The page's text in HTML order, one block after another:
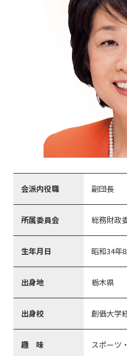
会派内役職 副団長
所属委員会 総務財政
生年月日 昭和34年
出身地 栃木県
出身校 創価大学
趣 味 スポーツ